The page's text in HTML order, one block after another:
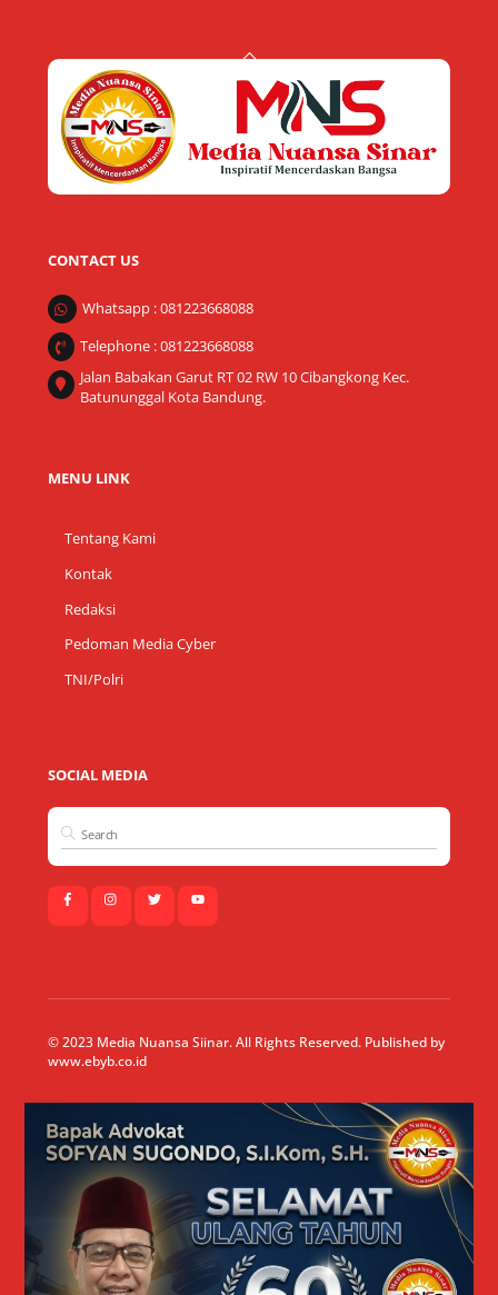
Back
Top
CONTACT US
Whatsapp : 081223668088
Telephone : 081223668088
Jalan Babakan Garut RT 02 RW 10 Cibangkong Kec.
Batununggal Kota Bandung.
MENU LINK
Tentang Kami
Kontak
Redaksi
Pedoman Media Cyber
TNI/Polri
SOCIAL MEDIA
© 2023 Media Nuansa Siinar. All Rights Reserved. Published by
www.ebyb.co.id